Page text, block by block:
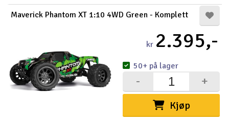
Maverick Phantom XT 1:10 4WD Green - Komplett
kr 2.395,-
Kjøp
+
-
50+ på lager